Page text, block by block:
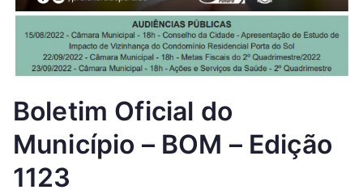
Boletim Oficial do
Município – BOM – Edição
1123